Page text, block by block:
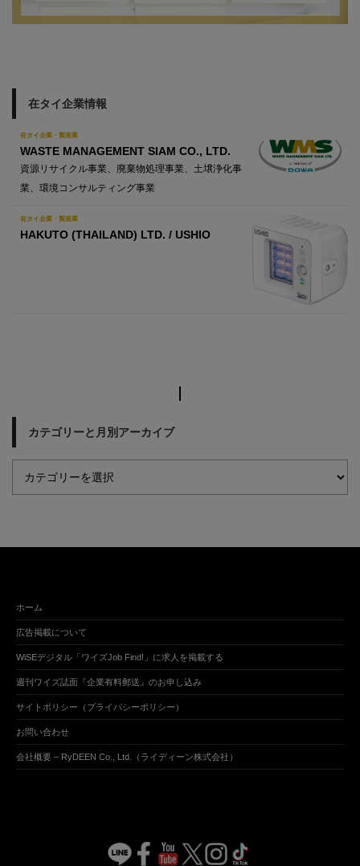
在タイ企業情報
在タイ企業・製造業
WASTE MANAGEMENT SIAM CO., LTD.
資源リサイクル事業、廃棄物処理事業、土壌浄化事
業、環境コンサルティング事業
在タイ企業・製造業
HAKUTO (THAILAND) LTD. / USHIO
カテゴリーと月別アーカイブ
ホーム
広告掲載について
WiSEデジタル「ワイズJob Find!」に求人を掲載する
週刊ワイズ誌面『企業有料郵送』のお申し込み
サイトポリシー（プライバシーポリシー）
お問い合わせ
会社概要 – RyDEEN Co., Ltd.（ライディーン株式会社）